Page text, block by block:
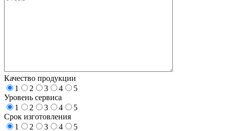
Качество продукции
1
2 3 4
5
Уровень сервиса
1
2 3 4
5
Срок изготовления
1
2 3 4
5